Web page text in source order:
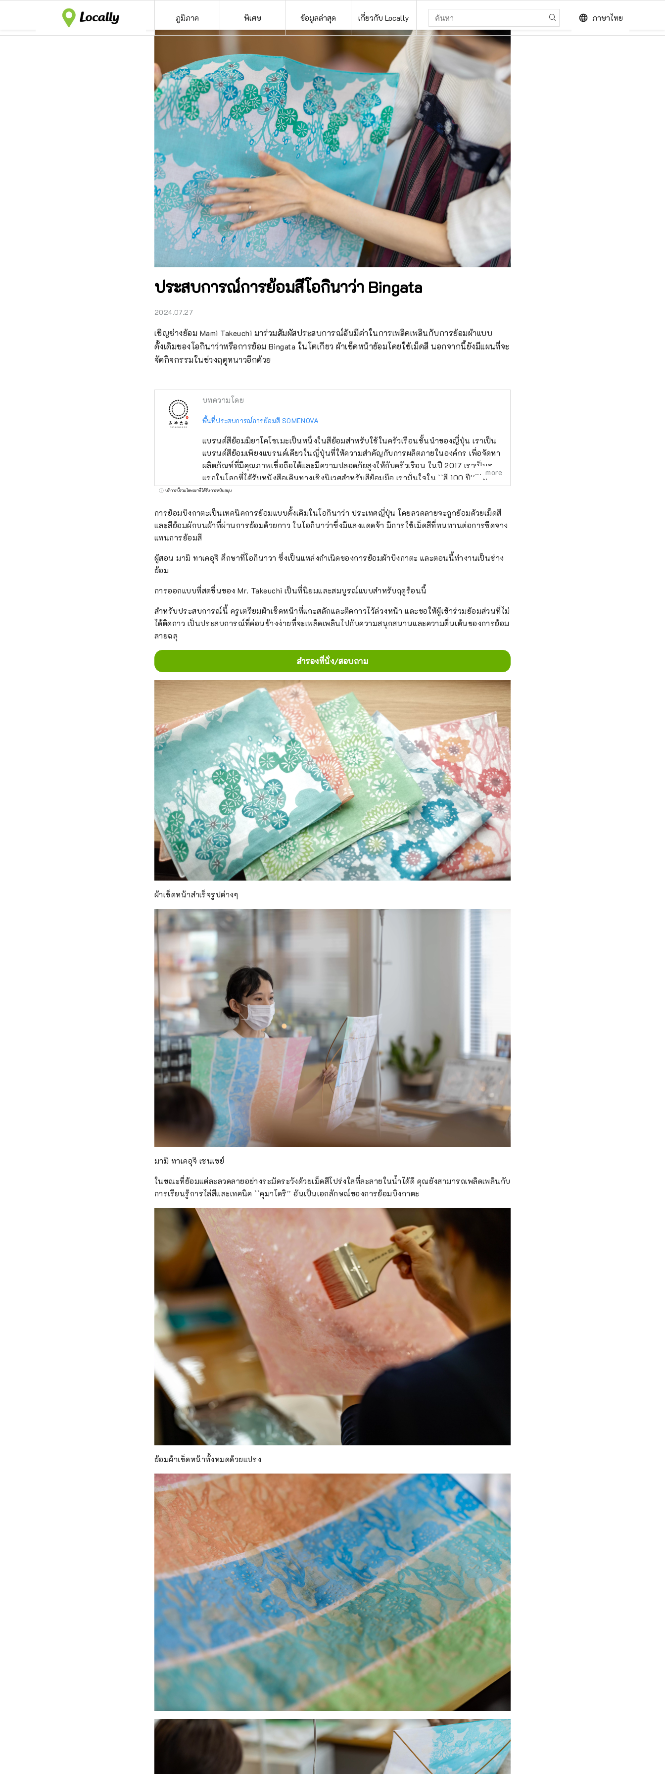
ภูมิภาค พิเศษ ข้อมูลล่าสุด เกี่ยวกับ Locally language ภาษาไทย
ประสบการณ์การย้อมสีโอกินาว่า Bingata
2024.07.27
เชิญช่างย้อม Mami Takeuchi มาร่วมสัมผัสประสบการณ์อันมีค่าในการเพลิดเพลินกับการย้อมผ้าแบบ
ดั้งเดิมของโอกินาว่าหรือการย้อม Bingata ในโตเกียว ผ้าเช็ดหน้าย้อมโดยใช้เม็ดสี นอกจากนี้ยังมีแผนที่จะ
จัดกิจกรรมในช่วงฤดูหนาวอีกด้วย
บทความโดย
พื้นที่ประสบการณ์การย้อมสี SOMENOVA
แบรนด์สีย้อมมิยาโคโซเมะเป็นหนึ่งในสีย้อมสำหรับใช้ในครัวเรือนชั้นนำของญี่ปุ่น เราเป็น
แบรนด์สีย้อมเพียงแบรนด์เดียวในญี่ปุ่นที่ให้ความสำคัญกับการผลิตภายในองค์กร เพื่อจัดหา
ผลิตภัณฑ์ที่มีคุณภาพเชื่อถือได้และมีความปลอดภัยสูงให้กับครัวเรือน ในปี 2017 เราเป็นราย
แรกในโลกที่ได้รับหนังสือเดินทางเชิงนิเวศสำหรับสีย้อมมือ เรามั่นใจใน ``สี 100 ปี'' ``สี
ญี่ปุ่น'' ซึ่งได้รับการอุปถัมภ์มานานกว่า 100 ปี และ ``สีแฮนด์เมด'' ของเราซึ่งแต่ละสีผลิต
สามารถเพลิดเพลินกับประสบการณ์การย้อมผ้าที่เคยโด่งดังได้อย่างง่ายดาย คุณสามารถมา
มือเปล่าขณะช้อปปิ้งได้ กรุณาแวะมาสักครั้ง
more
บริการนี้รวมโฆษณาที่ได้รับการสนับสนุน
การย้อมบิงกาตะเป็นเทคนิคการย้อมแบบดั้งเดิมในโอกินาว่า ประเทศญี่ปุ่น โดยลวดลายจะถูกย้อมด้วยเม็ดสี
และสีย้อมผักบนผ้าที่ผ่านการย้อมด้วยกาว ในโอกินาว่าซึ่งมีแสงแดดจ้า มีการใช้เม็ดสีที่ทนทานต่อการซีดจาง
แทนการย้อมสี
ผู้สอน มามิ ทาเคอุจิ ศึกษาที่โอกินาวา ซึ่งเป็นแหล่งกำเนิดของการย้อมผ้าบิงกาตะ และตอนนี้ทำงานเป็นช่าง
ย้อม
การออกแบบที่สดชื่นของ Mr. Takeuchi เป็นที่นิยมและสมบูรณ์แบบสำหรับฤดูร้อนนี้
สำหรับประสบการณ์นี้ ครูเตรียมผ้าเช็ดหน้าที่แกะสลักและติดกาวไว้ล่วงหน้า และขอให้ผู้เข้าร่วมย้อมส่วนที่ไม่
ได้ติดกาว เป็นประสบการณ์ที่ค่อนข้างง่ายที่จะเพลิดเพลินไปกับความสนุกสนานและความตื่นเต้นของการย้อม
ลายฉลุ
สำรองที่นั่ง/สอบถาม
ผ้าเช็ดหน้าสำเร็จรูปต่างๆ
มามิ ทาเคอุจิ เซนเซย์
ในขณะที่ย้อมแต่ละลวดลายอย่างระมัดระวังด้วยเม็ดสีโปร่งใสที่ละลายในน้ำได้ดี คุณยังสามารถเพลิดเพลินกับ
การเรียนรู้การไล่สีและเทคนิค ``คุมาโดริ'' อันเป็นเอกลักษณ์ของการย้อมบิงกาตะ
ย้อมผ้าเช็ดหน้าทั้งหมดด้วยแปรง